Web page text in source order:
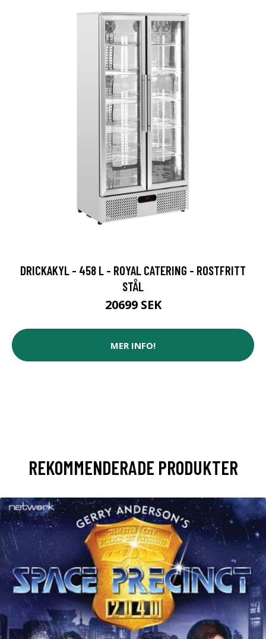
DRICKAKYL - 458 L - ROYAL CATERING - ROSTFRITT
STÅL
20699 SEK
MER INFO!
REKOMMENDERADE PRODUKTER